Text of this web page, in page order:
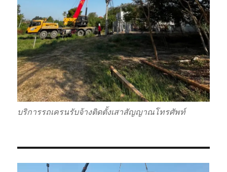
บริการรถเครนรับจ้างติดตั้งเสาสัญญาณโทรศัพท์